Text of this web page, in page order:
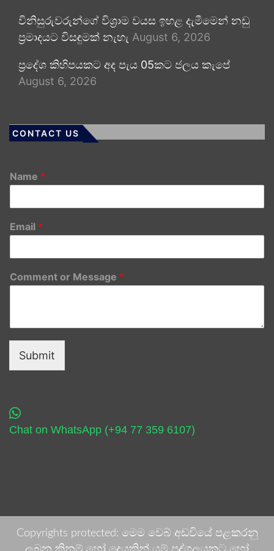
විනිසුරුවරුන්ගේ විශ්‍රාම වයස ඉහළ දැමීමෙන් නඩු
ප්‍රමාදයට විසඳුමක් නැහැ August 6, 2026
ප්‍රදේශ කිහිපයකට අද පැය 05කට ජලය කැපේ
August 6, 2026
CONTACT US
Name *
Email *
Comment or Message *
Submit
Chat on WhatsApp (+94 77 359 6107)
Copyrights protected: මෙම වෙබ් අඩවියේ පළකරනු